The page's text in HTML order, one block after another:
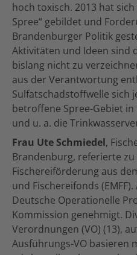
hoch toxisch. 2013 hat
Spree“ gebildet und
Brandenburger Politik
Aktivitäten und Ideen sind
bislang nicht zu
aus der Verantwortung
Sulfatschadstoffwelle sich
betroffene Spree-Gebiet
und u. a. die
Frau Ute Schmiedel,
Brandenburg, referierte
Fischereiförderung aus
und Fischereifonds
Deutsche Operationelle
Kommission genehmigt.
Verordnungen (VO) (13),
Ausführungs-VO basieren